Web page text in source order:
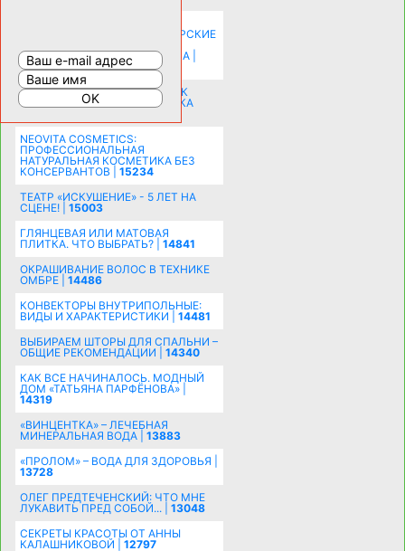
КОМНАТУ: ХИТРЫЕ ДИЗАЙНЕРСКИЕ
РАСШИРЕНИЯ ПРОСТРАНСТВА |
16206
СОБИРАЕМСЯ НА ПРАЗДНИК К
МОЛОДОЖЕНАМ: ПОДГОТОВКА
NEOVITA COSMETICS:
ПРОФЕССИОНАЛЬНАЯ
НАТУРАЛЬНАЯ КОСМЕТИКА БЕЗ
КОНСЕРВАНТОВ | 15234
ТЕАТР «ИСКУШЕНИЕ» - 5 ЛЕТ НА
СЦЕНЕ! | 15003
ГЛЯНЦЕВАЯ ИЛИ МАТОВАЯ
ПЛИТКА. ЧТО ВЫБРАТЬ? | 14841
ОКРАШИВАНИЕ ВОЛОС В ТЕХНИКЕ
ОМБРЕ | 14486
КОНВЕКТОРЫ ВНУТРИПОЛЬНЫЕ:
ВИДЫ И ХАРАКТЕРИСТИКИ | 14481
ВЫБИРАЕМ ШТОРЫ ДЛЯ СПАЛЬНИ –
ОБЩИЕ РЕКОМЕНДАЦИИ | 14340
КАК ВСЕ НАЧИНАЛОСЬ. МОДНЫЙ
ДОМ «ТАТЬЯНА ПАРФЁНОВА» |
14319
«ВИНЦЕНТКА» – ЛЕЧЕБНАЯ
МИНЕРАЛЬНАЯ ВОДА | 13883
«ПРОЛОМ» – ВОДА ДЛЯ ЗДОРОВЬЯ |
13728
ОЛЕГ ПРЕДТЕЧЕНСКИЙ: ЧТО МНЕ
ЛУКАВИТЬ ПРЕД СОБОЙ... | 13048
СЕКРЕТЫ КРАСОТЫ ОТ АННЫ
КАЛАШНИКОВОЙ | 12797